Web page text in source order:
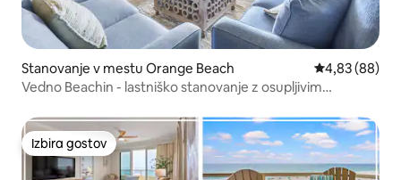
Stanovanje v mestu Orange Beach Povprečna
4,83 (88)
Vedno Beachin - lastniško stanovanje z osupljivim
Izbira gostov
Izbira gostov